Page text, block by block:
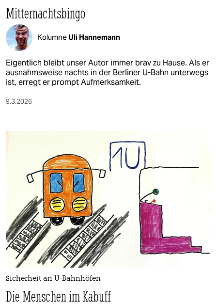
Mitternachtsbingo
Kolumne Uli Hannemann
Eigentlich bleibt unser Autor immer brav zu Hause. Als er
ausnahmsweise nachts in der Berliner U-Bahn unterwegs
ist, erregt er prompt Aufmerksamkeit.
9.3.2026
Sicherheit an U-Bahnhöfen
Die Menschen im Kabuff